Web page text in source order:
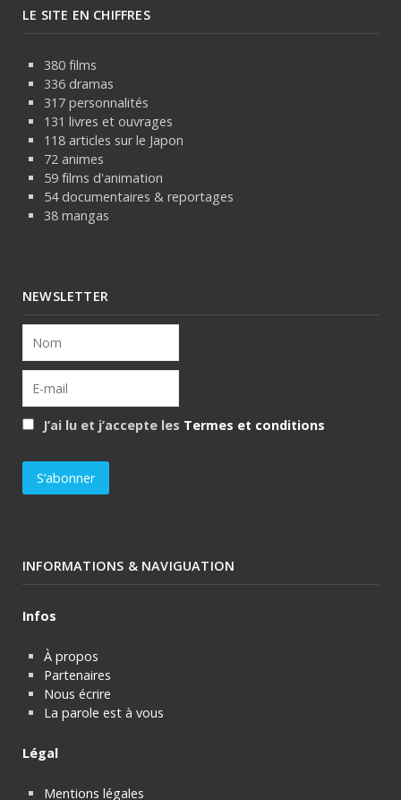
LE SITE EN CHIFFRES
380 films
336 dramas
317 personnalités
131 livres et ouvrages
118 articles sur le Japon
72 animes
59 films d'animation
54 documentaires & reportages
38 mangas
NEWSLETTER
J’ai lu et j’accepte les Termes et conditions
INFORMATIONS & NAVIGUATION
Infos
À propos
Partenaires
Nous écrire
La parole est à vous
Légal
Mentions légales